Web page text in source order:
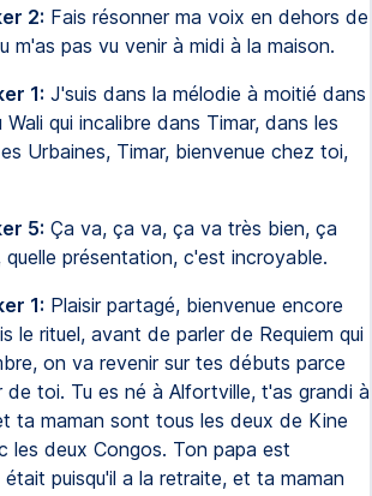
2: Fais résonner ma voix en dehors de
m'as pas vu venir à midi à la maison.
1: J'suis dans la mélodie à moitié dans
qui incalibre dans Timar, dans les
Urbaines, Timar, bienvenue chez toi,
5: Ça va, ça va, ça va très bien, ça
quelle présentation, c'est incroyable.
1: Plaisir partagé, bienvenue encore
le rituel, avant de parler de Requiem qui
on va revenir sur tes débuts parce
de toi. Tu es né à Alfortville, t'as grandi à
ta maman sont tous les deux de Kine
les deux Congos. Ton papa est
puisqu'il a la retraite, et ta maman